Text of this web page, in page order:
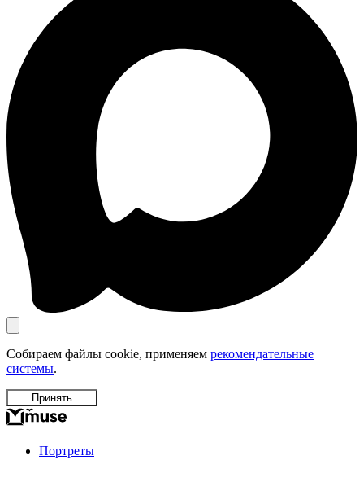
Собираем файлы cookie, применяем рекомендательные
системы.
Принять
Портреты